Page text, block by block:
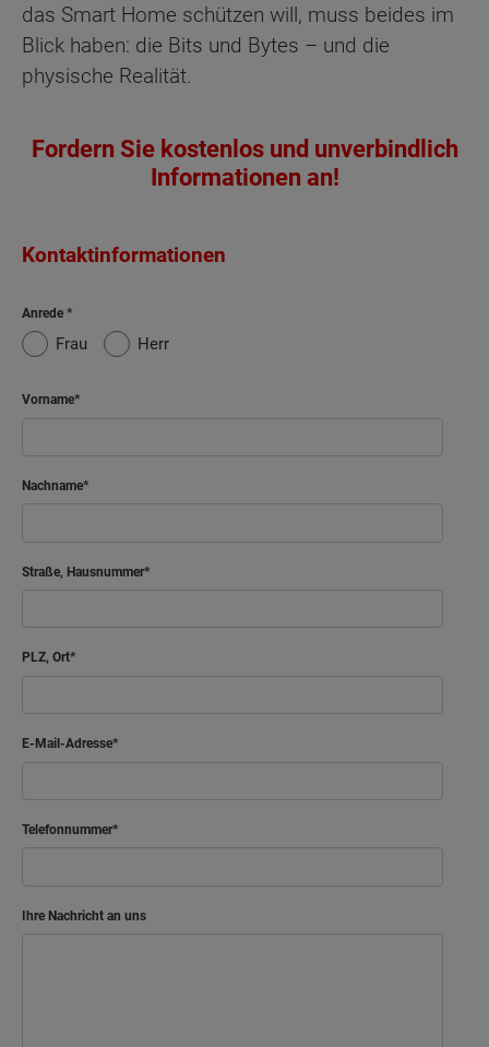
das Smart Home schützen will, muss beides im
Blick haben: die Bits und Bytes – und die
physische Realität.
Fordern Sie kostenlos und unverbindlich
Informationen an!
Kontaktinformationen
Anrede
Frau Herr
Vorname
Nachname
Straße, Hausnummer
PLZ, Ort
E-Mail-Adresse
Telefonnummer
Ihre Nachricht an uns